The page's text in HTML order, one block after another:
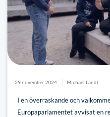
29 november 2024 Michael Landl
I en överraskande och
Europaparlamentet avvisat en